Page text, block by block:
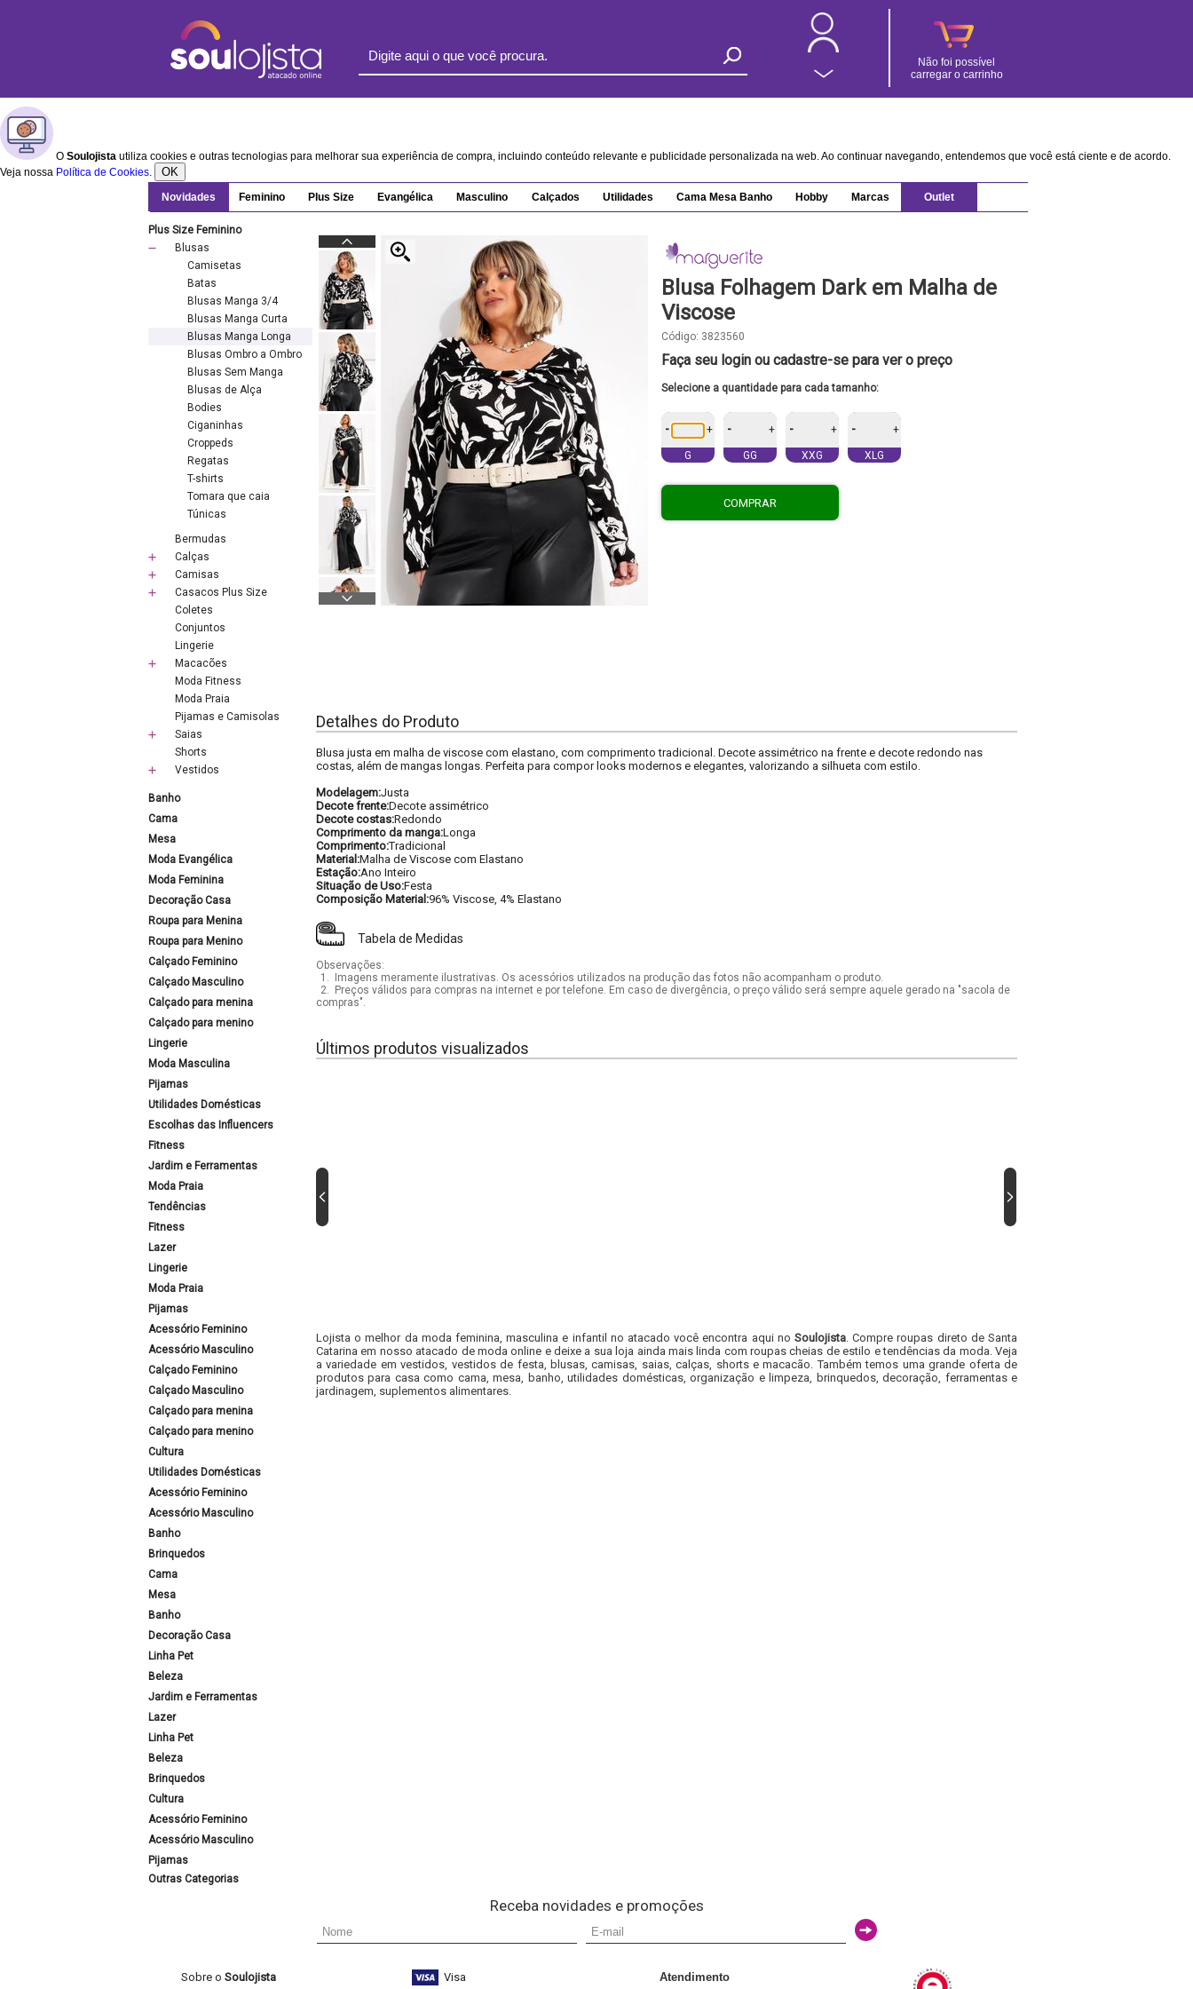
Não foi possível
carregar o carrinho
O Soulojista utiliza cookies e outras tecnologias para melhorar sua experiência de compra, incluindo conteúdo relevante e publicidade personalizada na web. Ao continuar navegando, entendemos que você está ciente e de acordo.
Veja nossa Política de Cookies. OK
Novidades Feminino Plus Size Evangélica Masculino Calçados Utilidades Cama Mesa Banho Hobby Marcas Outlet
Plus Size Feminino
Blusas
Camisetas
Batas
Blusas Manga 3/4
Blusas Manga Curta
Blusas Manga Longa
Blusas Ombro a Ombro
Blusas Sem Manga
Blusas de Alça
Bodies
Ciganinhas
Croppeds
Regatas
T-shirts
Tomara que caia
Túnicas
Bermudas
Calças
Camisas
Casacos Plus Size
Coletes
Conjuntos
Lingerie
Macacões
Moda Fitness
Moda Praia
Pijamas e Camisolas
Saias
Shorts
Vestidos
Banho
Cama
Mesa
Moda Evangélica
Moda Feminina
Decoração Casa
Roupa para Menina
Roupa para Menino
Calçado Feminino
Calçado Masculino
Calçado para menina
Calçado para menino
Lingerie
Moda Masculina
Pijamas
Utilidades Domésticas
Escolhas das Influencers
Fitness
Jardim e Ferramentas
Moda Praia
Tendências
Fitness
Lazer
Lingerie
Moda Praia
Pijamas
Acessório Feminino
Acessório Masculino
Calçado Feminino
Calçado Masculino
Calçado para menina
Calçado para menino
Cultura
Utilidades Domésticas
Acessório Feminino
Acessório Masculino
Banho
Brinquedos
Cama
Mesa
Banho
Decoração Casa
Linha Pet
Beleza
Jardim e Ferramentas
Lazer
Linha Pet
Beleza
Brinquedos
Cultura
Acessório Feminino
Acessório Masculino
Pijamas
Outras Categorias
Blusa Folhagem Dark em Malha de
Viscose
Código: 3823560
Faça seu login ou cadastre-se para ver o preço
Selecione a quantidade para cada tamanho:
- +
G
- +
GG
- +
XXG
- +
XLG
COMPRAR
Detalhes do Produto
Blusa justa em malha de viscose com elastano, com comprimento tradicional. Decote assimétrico na frente e decote redondo nas
costas, além de mangas longas. Perfeita para compor looks modernos e elegantes, valorizando a silhueta com estilo.
Modelagem:Justa
Decote frente:Decote assimétrico
Decote costas:Redondo
Comprimento da manga:Longa
Comprimento:Tradicional
Material:Malha de Viscose com Elastano
Estação:Ano Inteiro
Situação de Uso:Festa
Composição Material:96% Viscose, 4% Elastano
Tabela de Medidas
Observações:
1.
Imagens meramente ilustrativas. Os acessórios utilizados na produção das fotos não acompanham o produto.
2.
Preços válidos para compras na internet e por telefone. Em caso de divergência, o preço válido será sempre aquele gerado na "sacola de
compras".
Últimos produtos visualizados
Lojista o melhor da moda feminina, masculina e infantil no atacado você encontra aqui no Soulojista. Compre roupas direto de Santa
Catarina em nosso atacado de moda online e deixe a sua loja ainda mais linda com roupas cheias de estilo e tendências da moda. Veja
a variedade em vestidos, vestidos de festa, blusas, camisas, saias, calças, shorts e macacão. Também temos uma grande oferta de
produtos para casa como cama, mesa, banho, utilidades domésticas, organização e limpeza, brinquedos, decoração, ferramentas e
jardinagem, suplementos alimentares.
Receba novidades e promoções
Sobre o Soulojista Visa Atendimento